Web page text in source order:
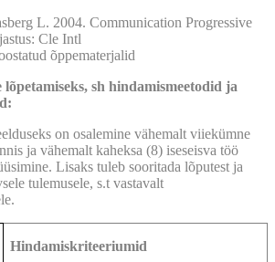
L. 2004. Communication Progressive
Cle Intl
õppematerjalid
sh hindamismeetodid ja
on osalemine vähemalt viiekümne
ja vähemalt kaheksa (8) iseseisva töö
Lisaks tuleb sooritada lõputest ja
tulemusele, s.t vastavalt
Hindamiskriteeriumid